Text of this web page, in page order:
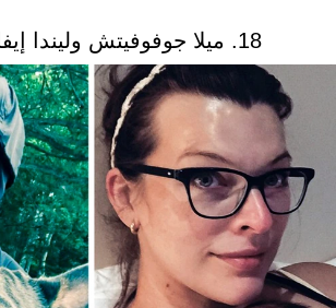
18. ميلا جوفوفيتش وليندا إيفانجيليستا